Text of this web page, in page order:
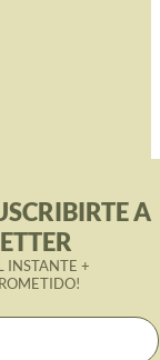
A
INSTANTE +